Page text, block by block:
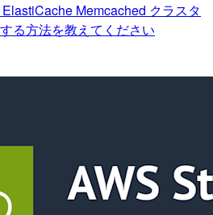
Memcached クラスタ
る方法を教えてください